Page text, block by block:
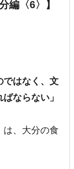
編〈6〉】
ではなく、文
ならない」
、 大分の食